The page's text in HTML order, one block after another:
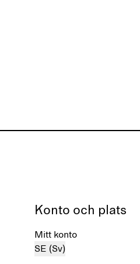
Konto och plats
Mitt konto
SE (Sv)